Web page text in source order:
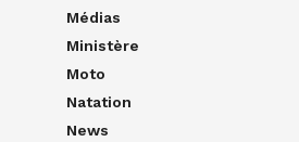
Médias
Ministère
Moto
Natation
News